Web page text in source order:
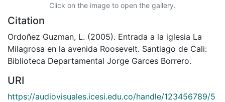
Click on the image to open the gallery.
Citation
Ordoñez Guzman, L. (2005). Entrada a la iglesia La
Milagrosa en la avenida Roosevelt. Santiago de Cali:
Biblioteca Departamental Jorge Garces Borrero.
URI
https://audiovisuales.icesi.edu.co/handle/123456789/5